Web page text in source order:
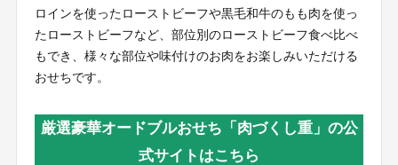
ロインを使ったローストビーフや黒毛和牛のもも肉を使っ
たローストビーフなど、部位別のローストビーフ食べ比べ
もでき、様々な部位や味付けのお肉をお楽しみいただける
おせちです。
厳選豪華オードブルおせち「肉づくし重」の公
式サイトはこちら